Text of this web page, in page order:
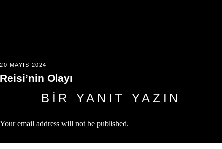
20 MAYIS 2024
Reisi’nin Olayı
BIR YANIT YAZIN
Your email address will not be published.